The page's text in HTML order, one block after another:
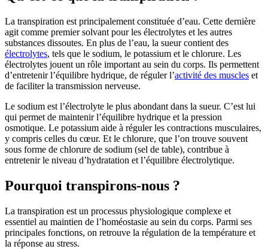
La transpiration est principalement constituée d’eau. Cette dernière
agit comme premier solvant pour les électrolytes et les autres
substances dissoutes. En plus de l’eau, la sueur contient des
électrolytes, tels que le sodium, le potassium et le chlorure. Les
électrolytes jouent un rôle important au sein du corps. Ils permettent
d’entretenir l’équilibre hydrique, de réguler l’activité des muscles et
de faciliter la transmission nerveuse.
Le sodium est l’électrolyte le plus abondant dans la sueur. C’est lui
qui permet de maintenir l’équilibre hydrique et la pression
osmotique. Le potassium aide à réguler les contractions musculaires,
y compris celles du cœur. Et le chlorure, que l’on trouve souvent
sous forme de chlorure de sodium (sel de table), contribue à
entretenir le niveau d’hydratation et l’équilibre électrolytique.
Pourquoi transpirons-nous ?
La transpiration est un processus physiologique complexe et
essentiel au maintien de l’homéostasie au sein du corps. Parmi ses
principales fonctions, on retrouve la régulation de la température et
la réponse au stress.